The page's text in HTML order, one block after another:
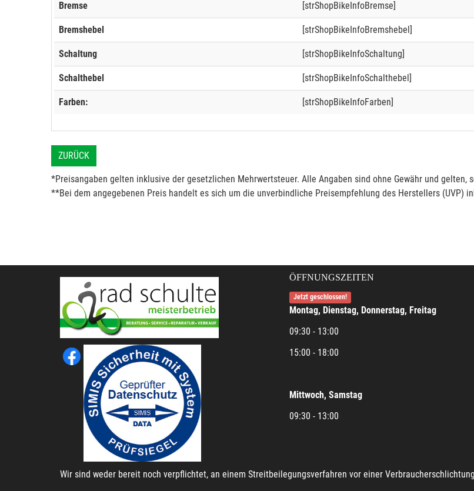
Bremse [strShopBikeInfoBremse]
Bremshebel [strShopBikeInfoBremshebel]
Schaltung [strShopBikeInfoSchaltung]
Schalthebel [strShopBikeInfoSchalthebel]
Farben: [strShopBikeInfoFarben]
ZURÜCK
*Preisangaben gelten inklusive der gesetzlichen Mehrwertsteuer. Alle Angaben sind ohne Gewähr und gelten,
**Bei dem angegebenen Preis handelt es sich um die unverbindliche Preisempfehlung des Herstellers (UVP)
ÖFFNUNGSZEITEN
Jetzt geschlossen!
Montag, Dienstag, Donnerstag, Freitag
09:30 - 13:00
15:00 - 18:00
Mittwoch, Samstag
09:30 - 13:00
Wir sind weder bereit noch verpflichtet, an einem Streitbeilegungsverfahren vor einer